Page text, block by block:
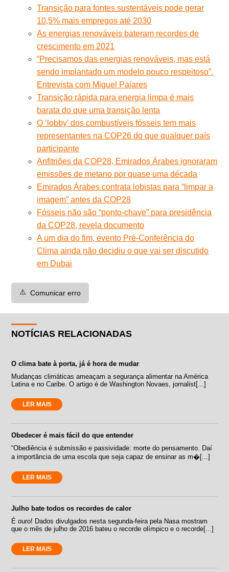
Transição para fontes sustentáveis pode gerar
10,5% mais empregos até 2030
As energias renováveis bateram recordes de
crescimento em 2021
“Precisamos das energias renováveis, mas está
sendo implantado um modelo pouco respeitoso”.
Entrevista com Miguel Pajares
Transição rápida para energia limpa é mais
barata do que uma transição lenta
O ‘lobby’ dos combustíveis fósseis tem mais
representantes na COP26 do que qualquer país
participante
Anfitriões da COP28, Emirados Árabes ignoraram
emissões de metano por quase uma década
Emirados Árabes contrata lobistas para “limpar a
imagem” antes da COP28
Fósseis não são “ponto-chave” para presidência
da COP28, revela documento
A um dia do fim, evento Pré-Conferência do
Clima ainda não decidiu o que vai ser discutido
em Dubai
⚠️ Comunicar erro
NOTÍCIAS RELACIONADAS
O clima bate à porta, já é hora de mudar
Mudanças climáticas ameaçam a segurança alimentar na América
Latina e no Caribe. O artigo é de Washington Novaes, jornalist[...]
LER MAIS
Obedecer é mais fácil do que entender
“Obediência é submissão e passividade: morte do pensamento. Daí
a importância de uma escola que seja capaz de ensinar as m�[...]
LER MAIS
Julho bate todos os recordes de calor
É ouro! Dados divulgados nesta segunda-feira pela Nasa mostram
que o mês de julho de 2016 bateu o recorde olímpico e o recorde[...]
LER MAIS